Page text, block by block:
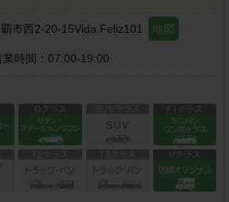
市西2-20-15Vida Feliz101 地図
業時間： 07:00-19:00